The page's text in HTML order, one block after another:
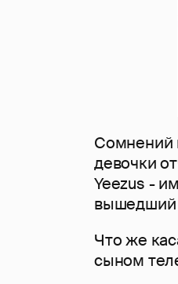
Сомнений
девочки
Yeezus -
вышедший
Что же
сыном